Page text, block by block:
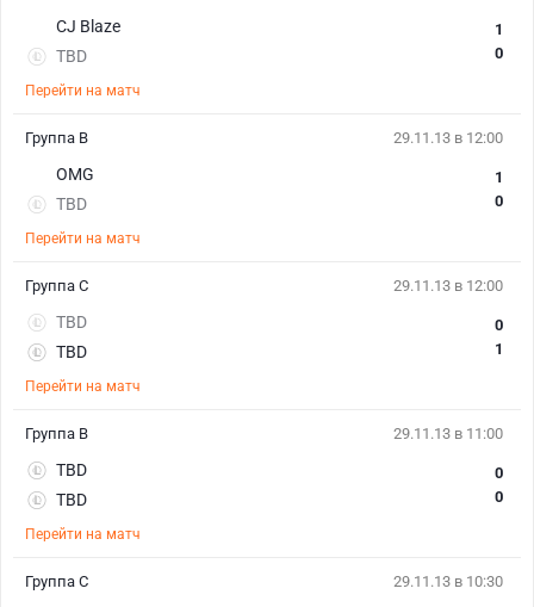
CJ Blaze
TBD
1
0
Перейти на матч
29.11.13 в 12:00
OMG
TBD
1
0
Перейти на матч
Группа B
29.11.13 в 12:00
TBD
TBD
0
1
Перейти на матч
Группа C
29.11.13 в 11:00
TBD
TBD
0
0
Перейти на матч
Группа B
29.11.13 в 10:30
Группа C